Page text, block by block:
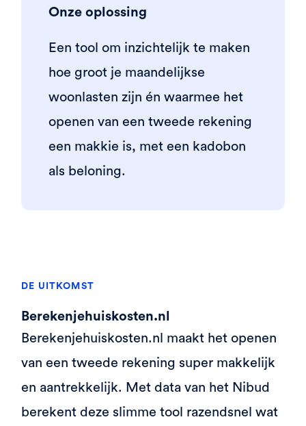
Onze oplossing
Een tool om inzichtelijk te maken
hoe groot je maandelijkse
woonlasten zijn én waarmee het
openen van een tweede rekening
een makkie is, met een kadobon
als beloning.
DE UITKOMST
Berekenjehuiskosten.nl
Berekenjehuiskosten.nl maakt het openen
van een tweede rekening super makkelijk
en aantrekkelijk. Met data van het Nibud
berekent deze slimme tool razendsnel wat